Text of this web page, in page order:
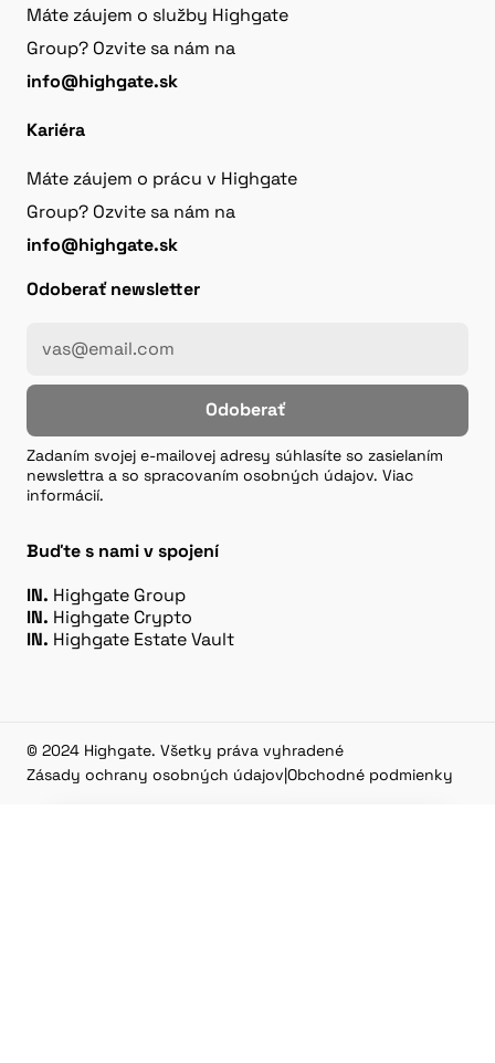
Máte záujem o služby Highgate
Group? Ozvite sa nám na
info@highgate.sk
Kariéra
Máte záujem o prácu v Highgate
Group? Ozvite sa nám na
info@highgate.sk
Odoberať newsletter
Odoberať
Zadaním svojej e-mailovej adresy súhlasíte so zasielaním
newslettra a so spracovaním osobných údajov. Viac
informácií.
Buďte s nami v spojení
IN. Highgate Group
IN. Highgate Crypto
IN. Highgate Estate Vault
© 2024 Highgate. Všetky práva vyhradené
Zásady ochrany osobných údajov|Obchodné podmienky